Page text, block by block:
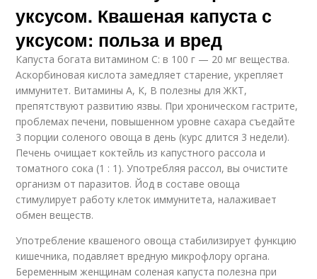
уксусом. Квашеная капуста с
уксусом: польза и вред
Капуста богата витамином С: в 100 г — 20 мг вещества.
Аскорбиновая кислота замедляет старение, укрепляет
иммунитет. Витамины А, К, В полезны для ЖКТ,
препятствуют развитию язвы. При хроническом гастрите,
проблемах печени, повышенном уровне сахара съедайте
3 порции соленого овоща в день (курс длится 3 недели).
Печень очищает коктейль из капустного рассола и
томатного сока (1 : 1). Употребляя рассол, вы очистите
организм от паразитов. Йод в составе овоща
стимулирует работу клеток иммунитета, налаживает
обмен веществ.
Употребление квашеного овоща стабилизирует функцию
кишечника, подавляет вредную микрофлору органа.
Беременным женщинам соленая капуста полезна при